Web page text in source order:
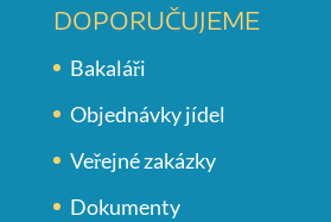
DOPORUČUJEME
Bakaláři
Objednávky jídel
Veřejné zakázky
Dokumenty